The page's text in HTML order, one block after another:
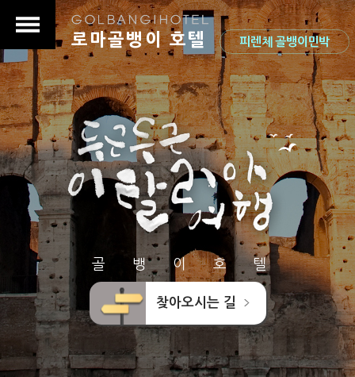
로마골뱅이 호텔 피렌체 골뱅이민박
골 뱅 이 호 텔
찾아오시는 길